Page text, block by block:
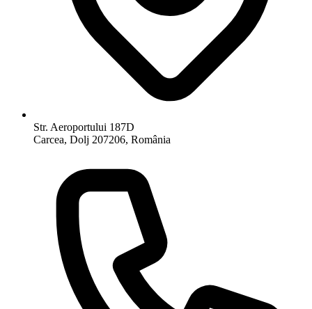
Str. Aeroportului 187D
Carcea, Dolj 207206, România